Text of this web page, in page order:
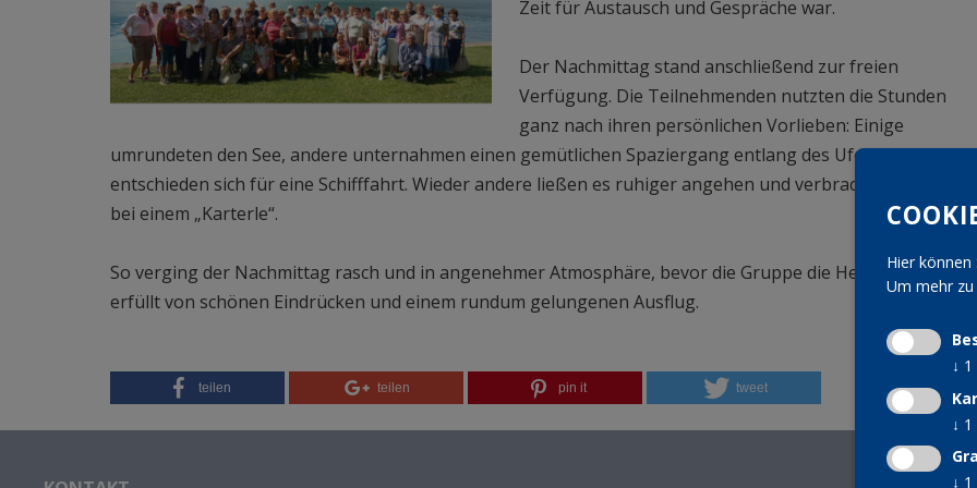
Zeit für Austausch und Gespräche war.
Der Nachmittag stand anschließend zur freien
Verfügung. Die Teilnehmenden nutzten die Stunden
ganz nach ihren persönlichen Vorlieben: Einige
umrundeten den See, andere unternahmen einen gemütlichen Spaziergang entlang des Ufers oder
entschieden sich für eine Schifffahrt. Wieder andere ließen es ruhiger angehen und verbrachten die Zeit
bei einem „Karterle“.
So verging der Nachmittag rasch und in angenehmer Atmosphäre, bevor die Gruppe die Heimreise antrat
erfüllt von schönen Eindrücken und einem rundum gelungenen Ausflug.
teilen teilen pin it tweet
Hier
Um mehr
↓ 1
↓ 1
↓ 1